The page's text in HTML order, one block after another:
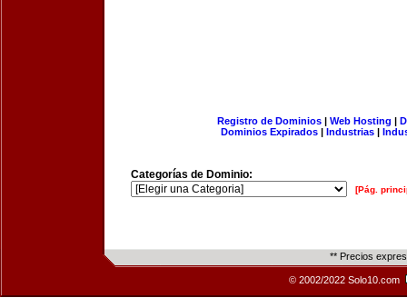
Registro de Dominios| Web Hosting |
Dominios Expirados | Industrias |
Categorías de Dominio:
[Pág.
** Precios
© 2002/2022 Solo10.com